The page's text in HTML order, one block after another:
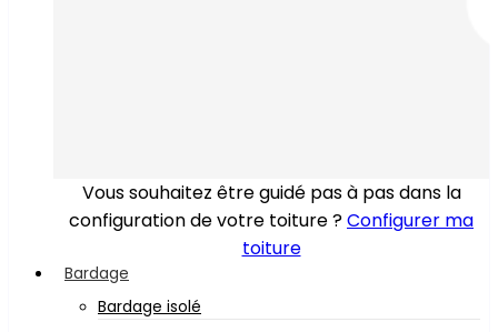
Vous souhaitez être guidé pas à pas dans la
configuration de votre toiture ?Configurer ma
toiture
Bardage
Bardage isolé